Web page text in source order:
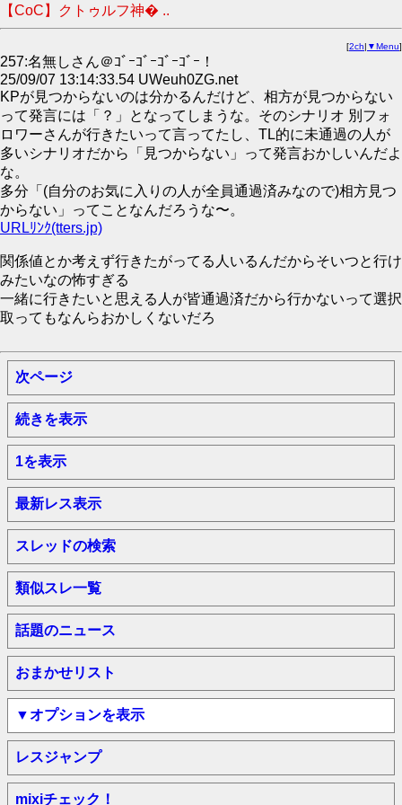
【CoC】クトゥルフ神� ..
[2ch| ▼Menu]
257:名無しさん＠ｺﾞｰｺﾞｰｺﾞｰｺﾞｰ！
25/09/07 13:14:33.54 UWeuh0ZG.net
KPが見つからないのは分かるんだけど、相方が見つからない
って発言には「？」となってしまうな。そのシナリオ 別フォ
ロワーさんが行きたいって言ってたし、TL的に未通過の人が
多いシナリオだから「見つからない」って発言おかしいんだよ
な。
多分「(自分のお気に入りの人が全員通過済みなので)相方見つ
からない」ってことなんだろうな〜。
URLﾘﾝｸ(tters.jp)
関係値とか考えず行きたがってる人いるんだからそいつと行け
みたいなの怖すぎる
一緒に行きたいと思える人が皆通過済だから行かないって選択
取ってもなんらおかしくないだろ
次ページ
続きを表示
1を表示
最新レス表示
スレッドの検索
類似スレ一覧
話題のニュース
おまかせリスト
▼オプションを表示
レスジャンプ
mixiチェック！